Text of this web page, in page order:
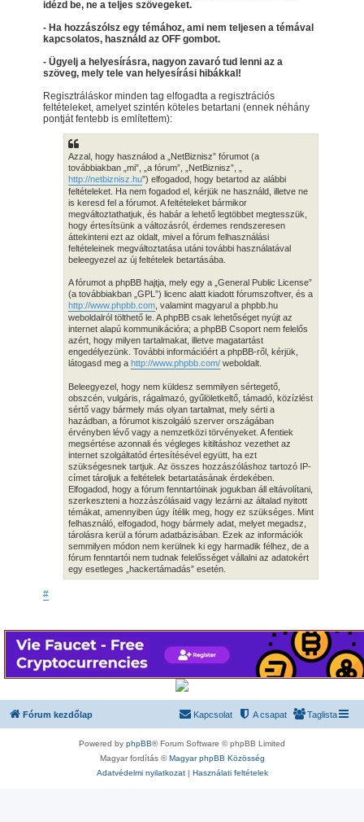
idézd be, ne a teljes szövegeket.
- Ha hozzászólsz egy témához, ami nem teljesen a témával
kapcsolatos, használd az OFF gombot.
- Ügyelj a helyesírásra, nagyon zavaró tud lenni az a
szöveg, mely tele van helyesírási hibákkal!
Regisztráláskor minden tag elfogadta a regisztrációs
feltételeket, amelyet szintén köteles betartani (ennek néhány
pontját fentebb is említettem):
Azzal, hogy használod a „NetBiznisz” fórumot (a
továbbiakban „mi”, „a fórum”, „NetBiznisz”, „
http://netbiznisz.hu”) elfogadod, hogy betartod az alábbi
feltételeket. Ha nem fogadod el, kérjük ne használd, illetve ne
is keresd fel a fórumot. A feltételeket bármikor
megváltoztathatjuk, és habár a lehető legtöbbet megtesszük,
hogy értesítsünk a változásról, érdemes rendszeresen
áttekinteni ezt az oldalt, mivel a fórum felhasználási
feltételeinek megváltoztatása utáni további használatával
beleegyezel az új feltételek betartásába.
A fórumot a phpBB hajtja, mely egy a „General Public License”
(a továbbiakban „GPL”) licenc alatt kiadott fórumszoftver, és a
http://www.phpbb.com , valamint magyarul a phpbb.hu
weboldalról tölthető le. A phpBB csak lehetőséget nyújt az
internet alapú kommunikációra; a phpBB Csoport nem felelős
azért, hogy milyen tartalmakat, illetve magatartást
engedélyezünk. További információért a phpBB-ről, kérjük,
látogasd meg a http://www.phpbb.com/ weboldalt.
Beleegyezel, hogy nem küldesz semmilyen sértegető,
obszcén, vulgáris, rágalmazó, gyűlöletkeltő, támadó, közízlést
sértő vagy bármely más olyan tartalmat, mely sérti a
hazádban, a fórumot kiszolgáló szerver országában
érvényben lévő vagy a nemzetközi törvényeket. A fentiek
megsértése azonnali és végleges kitiltáshoz vezethet az
internet szolgáltatód értesítésével együtt, ha ezt
szükségesnek tartjuk. Az összes hozzászóláshoz tartozó IP-
címet tároljuk a feltételek betartatásának érdekében.
Elfogadod, hogy a fórum fenntartóinak jogukban áll eltávolítani,
szerkeszteni a hozzászólásaid vagy lezárni az általad nyitott
témákat, amennyiben úgy ítélik meg, hogy ez szükséges. Mint
felhasználó, elfogadod, hogy bármely adat, melyet megadsz,
tárolásra kerül a fórum adatbázisában. Ezek az információk
semmilyen módon nem kerülnek ki egy harmadik félhez, de a
fórum fenntartói nem tudnak felelősséget vállalni az adatokért
egy esetleges „hackertámadás” esetén.
#
Fórum kezdőlap Taglista
A csapat
Kapcsolat
Powered by phpBB® Forum Software © phpBB Limited
Magyar fordítás © Magyar phpBB Közösség
Adatvédelmi nyilatkozat| Használati feltételek